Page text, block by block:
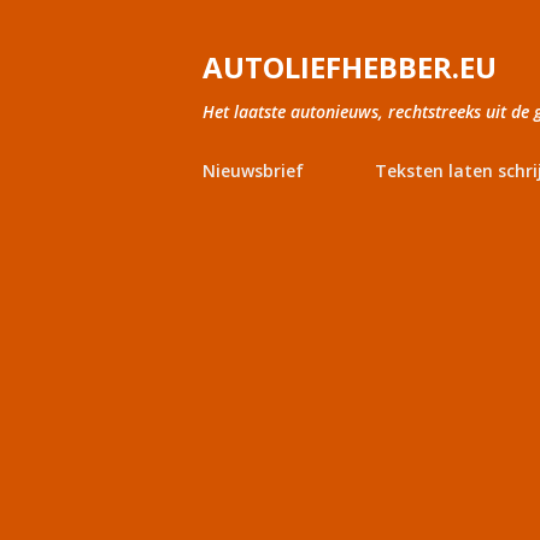
AUTOLIEFHEBBER.EU
Het laatste autonieuws, rechtstreeks uit de
Nieuwsbrief Teksten laten